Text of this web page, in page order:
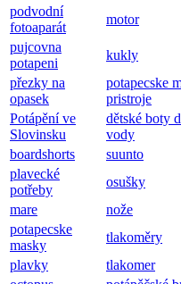
Stránky
1
2
následující ›
poslední »
často hledané výrazy
podvodní
fotoaparát
motor
pujcovna
kukly